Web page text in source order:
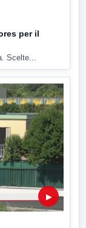
per il
Scelte...
▶